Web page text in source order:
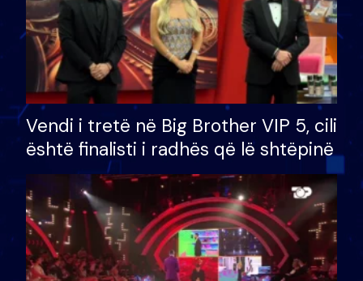
Vendi i tretë në Big Brother VIP 5, cili
është finalisti i radhës që lë shtëpinë